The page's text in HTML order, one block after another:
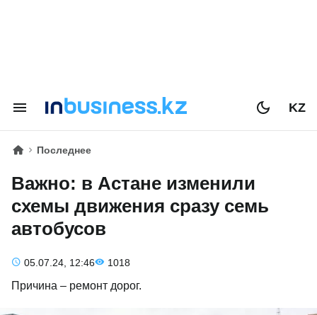
KZ
Последнее
Важно: в Астане изменили
схемы движения сразу семь
автобусов
05.07.24, 12:46 1018
Причина – ремонт дорог.